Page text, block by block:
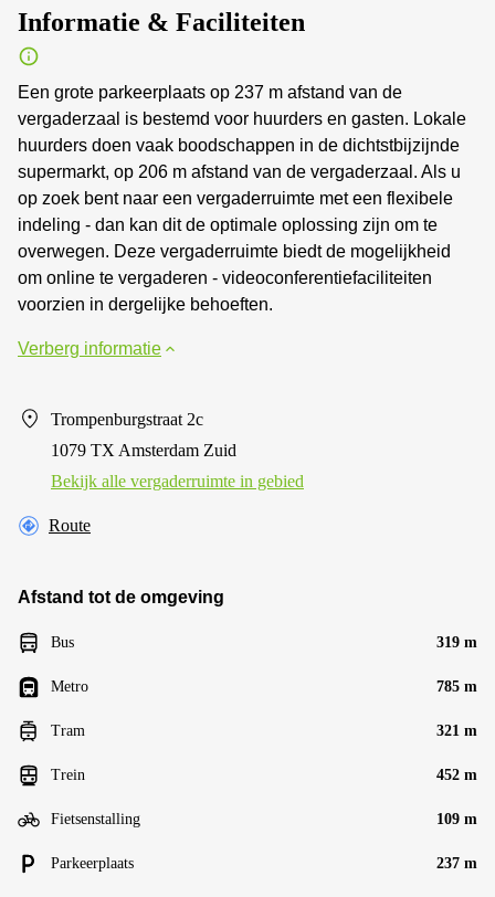
Informatie & Faciliteiten
Een grote parkeerplaats op 237 m afstand van de
vergaderzaal is bestemd voor huurders en gasten. Lokale
huurders doen vaak boodschappen in de dichtstbijzijnde
supermarkt, op 206 m afstand van de vergaderzaal. Als u
op zoek bent naar een vergaderruimte met een flexibele
indeling - dan kan dit de optimale oplossing zijn om te
overwegen. Deze vergaderruimte biedt de mogelijkheid
om online te vergaderen - videoconferentiefaciliteiten
voorzien in dergelijke behoeften.
Verberg informatie
Trompenburgstraat 2c
1079 TX Amsterdam Zuid
Bekijk alle vergaderruimte in gebied
Route
Afstand tot de omgeving
Bus 319 m
Metro 785 m
Tram 321 m
Trein 452 m
Fietsenstalling 109 m
Parkeerplaats 237 m